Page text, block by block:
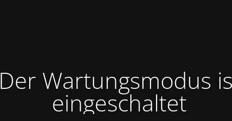
Der Wartungsmodus
eingeschaltet